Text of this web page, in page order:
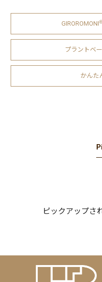
GIROROMONI
プラントベ
かんた
ピックアップさ